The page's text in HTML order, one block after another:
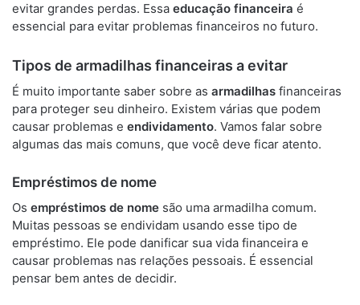
evitar grandes perdas. Essa educação financeira é
essencial para evitar problemas financeiros no futuro.
Tipos de armadilhas financeiras a evitar
É muito importante saber sobre as armadilhas financeiras
para proteger seu dinheiro. Existem várias que podem
causar problemas e endividamento. Vamos falar sobre
algumas das mais comuns, que você deve ficar atento.
Empréstimos de nome
Os empréstimos de nome são uma armadilha comum.
Muitas pessoas se endividam usando esse tipo de
empréstimo. Ele pode danificar sua vida financeira e
causar problemas nas relações pessoais. É essencial
pensar bem antes de decidir.